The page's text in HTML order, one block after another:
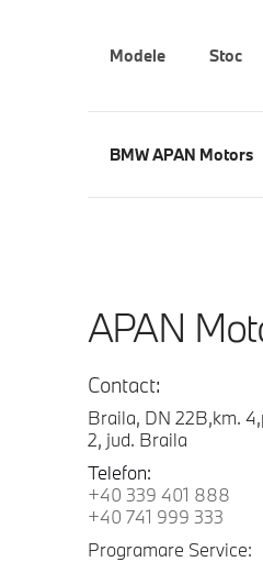
Modele Stoc
BMW APAN Motors
APAN
Contact:
Braila, DN 22B,km.
2, jud. Braila
Telefon:
+40 339 401 888
+40 741 999 333
Programare Service: